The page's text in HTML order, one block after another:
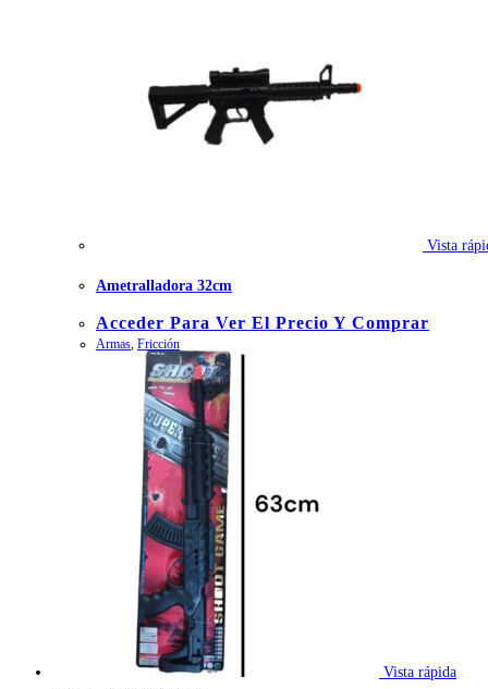
Vista
Ametralladora 32cm
Acceder Para Ver El Precio Y Comprar
Armas Fricción
Vista rápida